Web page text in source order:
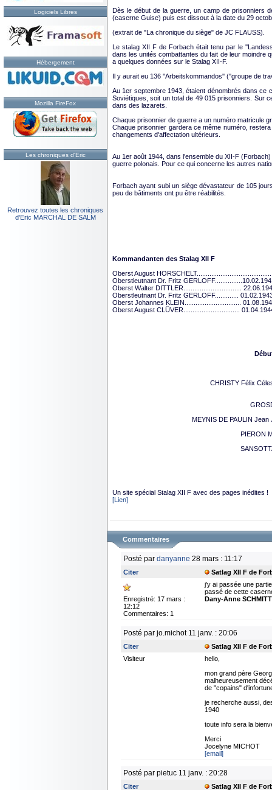
Logiciels Libres
Hébergement
Mozilla FireFox
Les chroniques d'Eric
Retrouvez toutes les chroniques
d'Eric MARCHAL DE SALM
Dès le début de la guerre, un camp de prisonniers
(caserne Guise) puis est dissout à la date du 29
(extrait de "La chronique du siège" de JC FLAUSS).
Le stalag XII F de Forbach était tenu par le
dans les unités combattantes du fait de leur moindre
a quelques données sur le Stalag XII-F.
Il y aurait eu 136 ''Arbeitskommandos'' (''groupe de
Au 1er septembre 1943, étaient dénombrés dans ce
Soviétiques, soit un total de 49 015 prisonniers. Sur
dans des lazarets.
Chaque prisonnier de guerre a un numéro matricule
Chaque prisonnier gardera ce même numéro,
changements d'affectation ultérieurs.
Au 1er août 1944, dans l'ensemble du XII-F
guerre polonais. Pour ce qui concerne les autres
Forbach ayant subi un siège dévastateur de 105
peu de bâtiments ont pu être réabilités.
Kommandanten des Stalag XII F
Oberst August
Oberstleutnant Dr. Fritz
Oberst Walter DITTLER................................
Oberstleutnant Dr. Fritz GERLOFF.............
Oberst Johannes KLEIN...............................
Oberst August CLÜVER...............................
CHRISTY Félix
MEYNIS DE PAULIN
PIERON
Un site spécial Stalag XII F avec des pages inédites !
[Lien]
Commentaires
Posté par danyanne 28 mars : 11:17
Citer Satlag XII F de
Enregistré: 17 mars :
12:12
Commentaires: 1
j'y ai passée une
passé de cette
Dany-Anne SCHMITT
Posté par jo.michot 11 janv. : 20:06
Citer
Satlag XII F de
Visiteur
hello,
mon grand père
malheureusement
de "copains"
je recherche aussi,
1940
toute info sera la
Merci
Jocelyne MICHOT
[email]
Posté par pietuc 11 janv. : 20:28
Citer Satlag XII F de